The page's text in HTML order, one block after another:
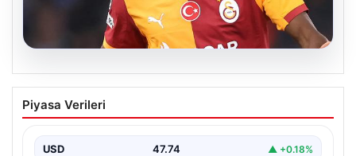
08.08.2026
Galatasaray taraftarını korkutan Victor
Osimhen iddiası!
Piyasa Verileri
USD 47.74 ▲ +0.18%